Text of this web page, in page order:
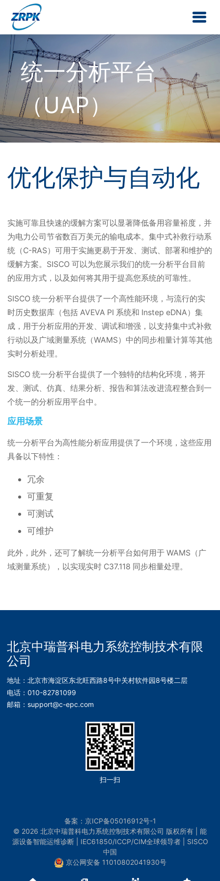
统一分析平台
（UAP）
优化保护与自动化
实施可靠且快速的缓解方案可以显著降低备用容量裕度，并
为电力公司节省数百万美元的输电成本。集中式补救行动系
统（C-RAS）可用于实施更易于开发、测试、部署和维护的
缓解方案。SISCO 可以为您展示我们的统一分析平台目前
的应用方式，以及如何将其用于提高您系统的可靠性。
SISCO 统一分析平台提供了一个高性能环境，与流行的实
时历史数据库（包括 AVEVA PI 系统和 Instep eDNA）集
成，用于分析应用的开发、调试和增强，以支持集中式补救
行动以及广域测量系统（WAMS）中的同步相量计算等其他
实时分析处理。
SISCO 统一分析平台提供了一个独特的结构化环境，将开
发、测试、仿真、结果分析、报告和算法改进流程整合到一
个统一的分析应用平台中。
应用场景
统一分析平台为高性能分析应用提供了一个环境，这些应用
具备以下特性：
冗余
可重复
可测试
可维护
此外，此外，还可了解统一分析平台如何用于 WAMS（广
域测量系统），以实现实时 C37.118 同步相量处理。
北京中瑞普科电力系统控制技术有限
公司
地址：北京市海淀区东北旺西路8号中关村软件园8号楼二层
电话：010-82781099
邮箱：support@c-epc.com
扫一扫
备案： 京ICP备05016912号-1
© 2026 北京中瑞普科电力系统控制技术有限公司 版权所有 | 能
源设备智能运维诊断 | IEC61850/ICCP/CIM全球领导者 | SISCO
中国
京公网安备 11010802041930号